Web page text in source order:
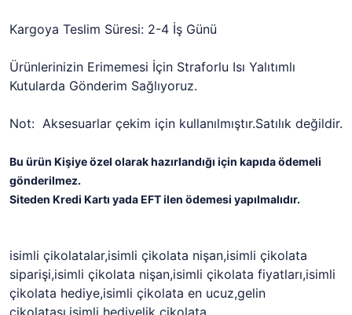
Kargoya Teslim Süresi: 2-4 İş Günü
Ürünlerinizin Erimemesi İçin Straforlu Isı Yalıtımlı
Kutularda Gönderim Sağlıyoruz.
Not: Aksesuarlar çekim için kullanılmıştır.Satılık değildir.
Bu ürün Kişiye özel olarak hazırlandığı için kapıda ödemeli
gönderilmez.
Siteden Kredi Kartı yada EFT ilen ödemesi yapılmalıdır.
isimli çikolatalar,isimli çikolata nişan,isimli çikolata
siparişi,isimli çikolata nişan,isimli çikolata fiyatları,isimli
çikolata hediye,isimli çikolata en ucuz,gelin
çikolatası,isimli hediyelik çikolata